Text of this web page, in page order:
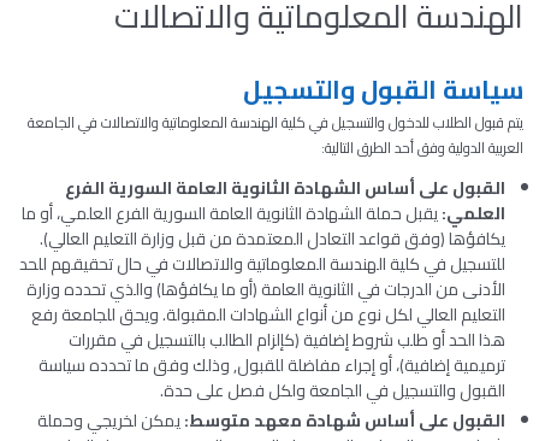
الهندسة المعلوماتية والاتصالات
سياسة القبول والتسجيل
يتم قبول الطلاب للدخول والتسجيل في كلية الهندسة المعلوماتية والاتصالات في الجامعة
العربية الدولية وفق أحد الطرق التالية:
القبول على أساس الشهادة الثانوية العامة السورية الفرع
العلمي:يقبل حملة الشهادة الثانوية العامة السورية الفرع العلمي، أو ما
يكافؤها (وفق قواعد التعادل المعتمدة من قبل وزارة التعليم العالي).
للتسجيل في كلية الهندسة المعلوماتية والاتصالات في حال تحقيقهم للحد
الأدنى من الدرجات في الثانوية العامة (أو ما يكافؤها) والذي تحدده وزارة
التعليم العالي لكل نوع من أنواع الشهادات المقبولة. ويحق للجامعة رفع
هذا الحد أو طلب شروط إضافية (كإلزام الطالب بالتسجيل في مقررات
ترميمية إضافية)، أو إجراء مفاضلة للقبول, وذلك وفق ما تحدده سياسة
القبول والتسجيل في الجامعة ولكل فصل على حدة.
القبول على أساس شهادة معهد متوسط:يمكن لخريجي وحملة